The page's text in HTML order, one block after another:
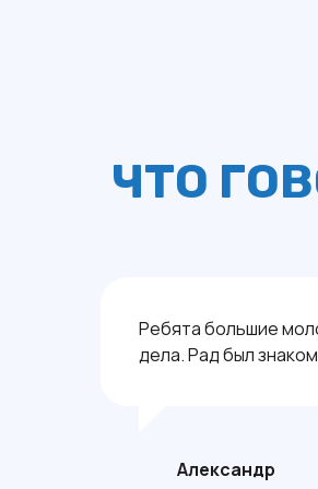
ЧТО
Ребята большие
дела. Рад был
Александр